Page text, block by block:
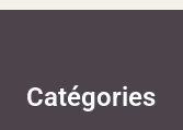
Catégories